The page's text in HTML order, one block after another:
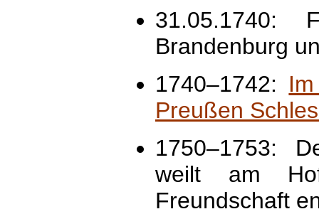
31.05.1740:
Brandenburg
1740–1742:
Preußen
1750–1753:
weilt am
Freundschaft